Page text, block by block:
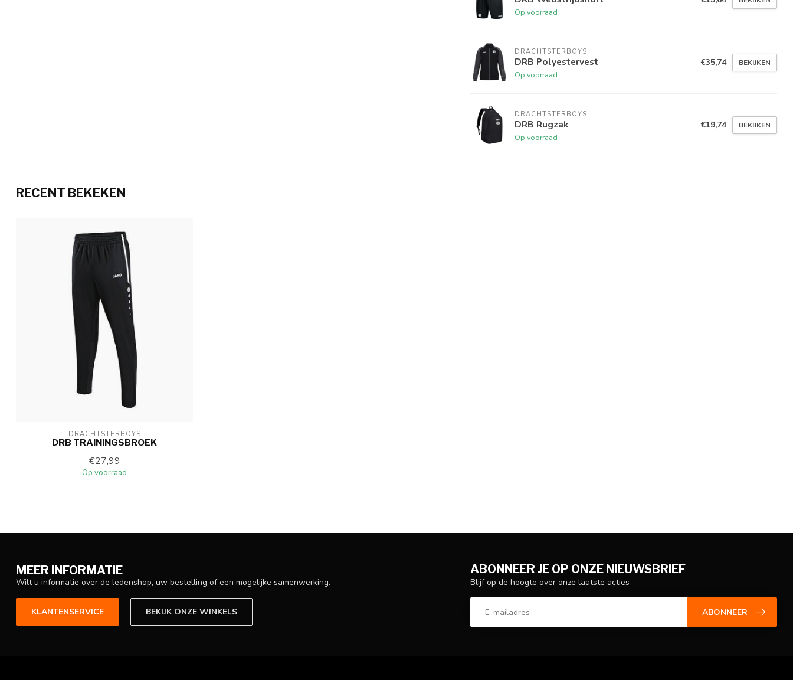
Op voorraad
DRACHTSTERBOYS
DRB Polyestervest
Op voorraad
€35,74 BEKIJKEN
DRACHTSTERBOYS
DRB Rugzak
Op voorraad
€19,74 BEKIJKEN
RECENT BEKEKEN
DRACHTSTERBOYS
DRB TRAININGSBROEK
€27,99
Op voorraad
MEER INFORMATIE
Wilt u informatie over de ledenshop, uw bestelling of een mogelijke samenwerking.
KLANTENSERVICE BEKIJK ONZE WINKELS
ABONNEER JE OP ONZE NIEUWSBRIEF
Blijf op de hoogte over onze laatste acties
ABONNEER